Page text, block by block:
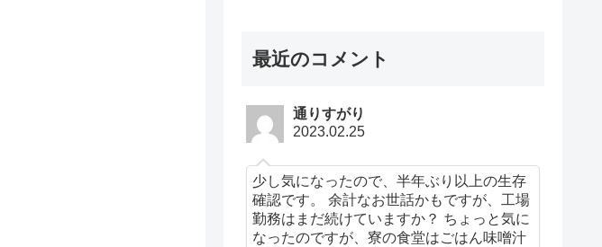
最近のコメント
通りすがり
2023.02.25
少し気になったので、半年ぶり以上の生存
確認です。 余計なお世話かもですが、工場
勤務はまだ続けていますか？ ちょっと気に
なったのですが、寮の食堂はごはん味噌汁